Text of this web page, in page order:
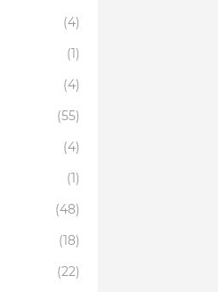
(4)
(1)
(4)
(55)
(4)
(1)
(48)
(18)
(22)